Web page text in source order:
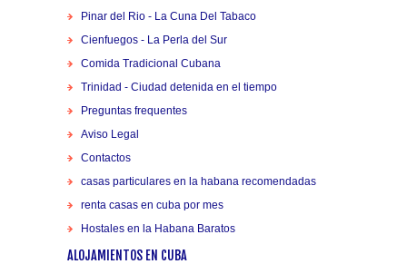
Pinar del Rio - La Cuna Del Tabaco
Cienfuegos - La Perla del Sur
Comida Tradicional Cubana
Trinidad - Ciudad detenida en el tiempo
Preguntas frequentes
Aviso Legal
Contactos
casas particulares en la habana recomendadas
renta casas en cuba por mes
Hostales en la Habana Baratos
ALOJAMIENTOS EN CUBA